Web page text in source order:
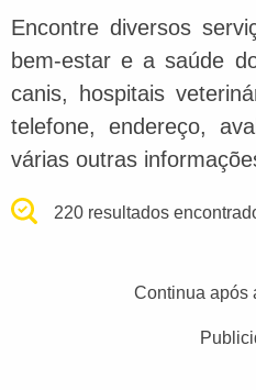
Encontre diversos
bem-estar e a saúde
canis, hospitais
telefone, endereço,
várias outras
220 resultados
Continua após